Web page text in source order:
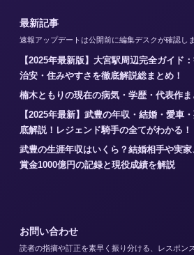
最新記事
速報アップデートは公開前に編集デスクが確認しま
【2025年最新版】大宮駅周辺完全ガイド
治安・住みやすさを徹底解説総まとめ！
楠木ともりの現在の病気・学歴・代表作ま
【2025年最新】武豊の年収・結婚・愛車
底解説！レジェンド騎手の全てがわかる！
武豊の生涯年収はいくら？結婚相手や実
賞金1000億円の記録と現役成績を解説
お問い合わせ
読者の指摘や訂正を素早く振り分ける、レスポン